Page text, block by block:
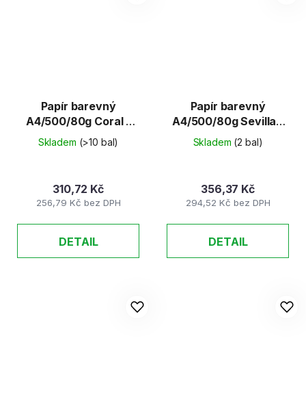
Papír barevný
A4/500/80g Coral -
starorůžová 07
Skladem (>10 bal)
256,79 Kč bez DPH
310,72 Kč
DETAIL
Papír barevný
A4/500/80g Sevilla -
sytá žlutá 25
Skladem (2 bal)
294,52 Kč bez DPH
356,37 Kč
DETAIL